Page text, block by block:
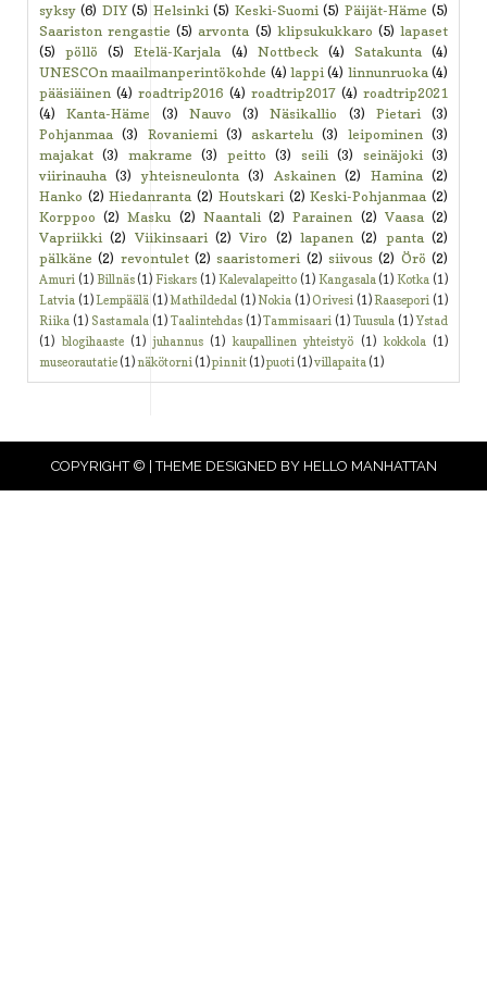
syksy (6) DIY (5) Helsinki (5) Keski-Suomi (5) Päijät-Häme (5)
Saariston rengastie (5) arvonta (5) klipsukukkaro (5) lapaset
(5)
pöllö (5) Etelä-Karjala (4) Nottbeck (4) Satakunta
(4)
UNESCOn maailmanperintökohde (4) lappi (4) linnunruoka (4)
pääsiäinen (4) roadtrip2016 (4) roadtrip2017 (4) roadtrip2021
(4)
Kanta-Häme (3) Nauvo (3) Näsikallio (3) Pietari
(3)
Pohjanmaa (3) Rovaniemi (3) askartelu (3) leipominen (3)
majakat (3) makrame (3) peitto (3) seili (3) seinäjoki (3)
viirinauha (3) yhteisneulonta (3) Askainen (2) Hamina (2)
Hanko (2) Hiedanranta (2) Houtskari (2) Keski-Pohjanmaa (2)
Korppoo (2) Masku (2) Naantali (2) Parainen (2) Vaasa (2)
Vapriikki (2) Viikinsaari (2) Viro (2) lapanen (2) panta (2)
pälkäne (2) revontulet (2) saaristomeri (2) siivous (2) Örö (2)
Amuri (1) Billnäs (1) Fiskars (1) Kalevalapeitto (1) Kangasala (1) Kotka (1)
Latvia (1)Lempäälä (1)Mathildedal (1)Nokia (1) Orivesi (1)Raasepori (1)
Riika (1) Sastamala (1) Taalintehdas (1) Tammisaari (1) Tuusula (1) Ystad
(1) blogihaaste (1) juhannus (1) kaupallinen yhteistyö (1) kokkola (1)
museorautatie(1)näkötorni(1)pinnit(1)puoti(1)villapaita(1)
COPYRIGHT © | THEME DESIGNED BY HELLO MANHATTAN